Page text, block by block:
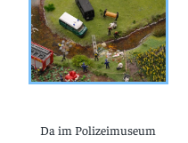
Da im Polizeimuseum